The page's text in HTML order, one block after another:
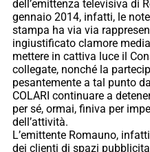
dell’emittenza televisiva di
gennaio 2014, infatti, le
stampa ha via via
ingiustificato clamore
mettere in cattiva luce il
collegate, nonché la
pesantemente a tal punto
COLARI continuare a
per sé, ormai, finiva per
dell’attività.
L’emittente Romauno,
dei clienti di spazi